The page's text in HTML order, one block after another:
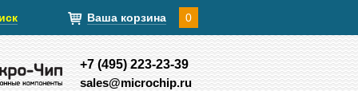
Ваша корзина 0
+7 (495) 223-23-39
sales@microchip.ru